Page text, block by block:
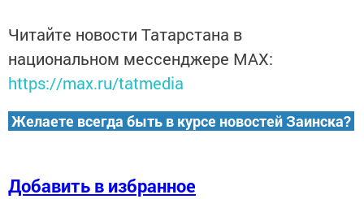
Читайте новости Татарстана в
национальном мессенджере MАХ:
https://max.ru/tatmedia
Желаете всегда быть в курсе новостей Заинска?
Добавить в избранное